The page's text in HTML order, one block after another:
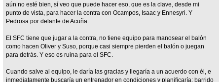
aún no esté bien, sí veo que puede hacer eso, que es la clave, desde mi
punto de vista, para hacer la contra con Ocampos, Isaac y Ennesyri. Y
Pedrosa por delante de Acuña.
El SFC tiene que jugar a la contra, no tiene equipo para manosear el balón
como hacen Oliver y Suso, porque casi siempre pierden el balón o juegan
para detrás. Y eso es ruina para el SFC.
Cuando salve al equipo, le daría las gracias y llegaría a un acuerdo con él, e
inmediatamente buscaría un entrenador en condiciones y planificaría: barrido